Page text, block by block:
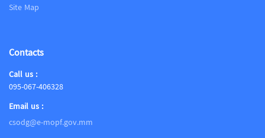
Site Map
Contacts
Call us :
095-067-406328
Email us :
csodg@e-mopf.gov.mm